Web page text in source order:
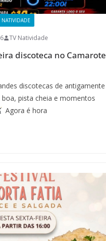
NATIVIDADE
TV Natividade
discoteca no Camarote
discotecas de antigamente
pista cheia e momentos
Agora é hora